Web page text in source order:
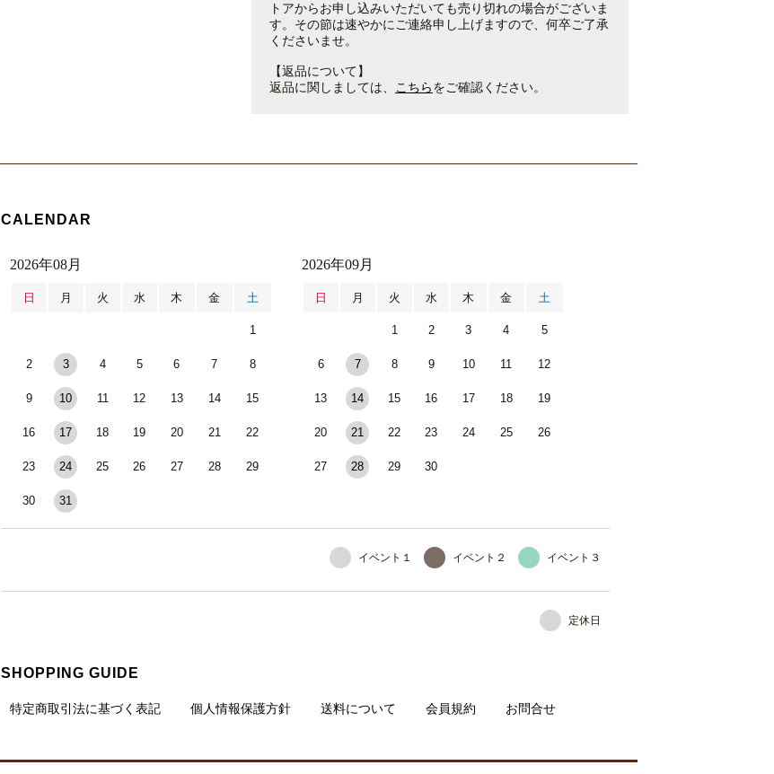
トアからお申し込みいただいても売り切れの場合がございま
す。その節は速やかにご連絡申し上げますので、何卒ご了承
くださいませ。
【返品について】
返品に関しましては、
こちらをご確認ください。
CALENDAR
2026年08月
日 月 火 水 木 金 土
1
2 3 4 5 6 7 8
9 10 11 12 13 14 15
16 17 18 19 20 21 22
23 24 25 26 27 28 29
30 31
2026年09月
日 月 火 水 木 金 土
1 2 3 4 5
6 7 8 9 10 11 12
13 14 15 16 17 18 19
20 21 22 23 24 25 26
27 28 29 30
イベント１ イベント２ イベント３
定休日
SHOPPING GUIDE
特定商取引法に基づく表記 個人情報保護方針 送料について 会員規約 お問合せ